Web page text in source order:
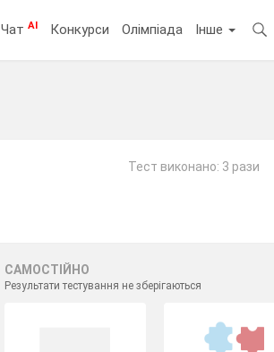
ЧатAI Конкурси Олімпіада Інше
Тест виконано: 3 рази
САМОСТІЙНО
Результати тестування не зберігаються